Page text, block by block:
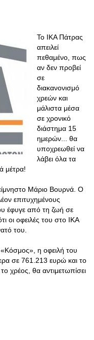
Το ΙΚΑ Πάτρας
απειλεί
πεθαμένο, πως
αν δεν προβεί
σε
διακανονισμό
χρεών και
μάλιστα μέσα
σε χρονικό
διάστημα 15
ημερών... θα
υποχρεωθεί να
λάβει όλα τα
μέτρα!
Μάριο Βουρνά. Ο
επιτυχημένους
έφυγε από τη ζωή σε
οι οφειλές του στο ΙΚΑ
του.
η οφειλή του
σε 761.213 ευρώ και το
χρέος, θα αντιμετωπίσει